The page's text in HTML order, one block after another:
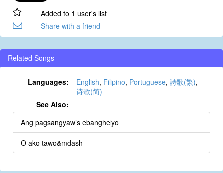
Added to 1 user's list
Share with a friend
Related Songs
Languages: English, Filipino, Portuguese, 詩歌(繁),
诗歌(简)
See Also:
Ang pagsangyaw’s ebanghelyo
O ako tawo&mdash